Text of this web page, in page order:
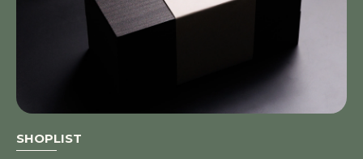
SHOPLIST